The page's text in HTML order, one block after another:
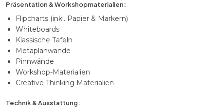
Präsentation & Workshopmaterialien:
Flipcharts (inkl. Papier & Markern)
Whiteboards
Klassische Tafeln
Metaplanwände
Pinnwände
Workshop-Materialien
Creative Thinking Materialien
Technik & Ausstattung: